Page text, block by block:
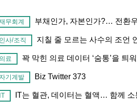
무회계 부채인가, 자본인가?… 전환
인사/조직 지칠 줄 모르는 사수의 조언
의료 꽉 막힌 의료 데이터 ‘숨통’을 틔
자기계발 Biz Twitter 373
IT IT는 혈관, 데이터는 혈액… 함께 소